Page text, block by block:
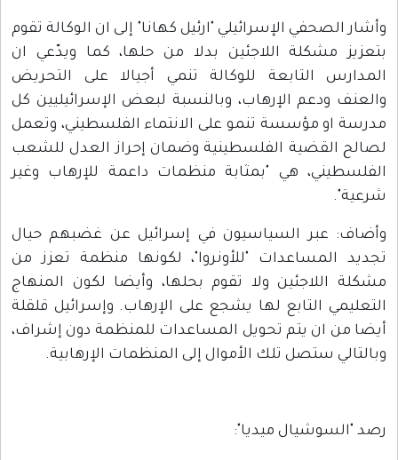
وأشار الصحفي الإسرائيلي "ارئيل كهانا" إلى ان الوكالة تقوم
بتعزيز مشكلة اللاجئين بدلا من حلها، كما ويدّعي ان
المدارس التابعة للوكالة تنمي أجيالا على التحريض
والعنف ودعم الإرهاب، وبالنسبة لبعض الإسرائيليين كل
مدرسة او مؤسسة تنمو على الانتماء الفلسطيني، وتعمل
لصالح القضية الفلسطينية وضمان إحراز العدل للشعب
الفلسطيني، هي "بمثابة منظمات داعمة للإرهاب وغير
شرعية".
وأضاف: عبر السياسيون في إسرائيل عن غضبهم حيال
تجديد المساعدات "للأونروا"، لكونها منظمة تعزز من
مشكلة اللاجئين ولا تقوم بحلها، وأيضا لكون المنهاج
التعليمي التابع لها يشجع على الإرهاب. وإسرائيل قلقلة
أيضا من ان يتم تحويل المساعدات للمنظمة دون إشراف،
وبالتالي ستصل تلك الأموال إلى المنظمات الإرهابية.
رصد "السوشيال ميديا":